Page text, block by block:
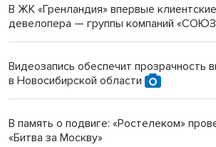
Новосибирский преподаватель с женой
В ЖК «Гренландия» впервые
девелопера — группы компаний
Видеозапись обеспечит прозрачность
в Новосибирской области
В память о подвиге: «Ростелеком»
«Битва за Москву»